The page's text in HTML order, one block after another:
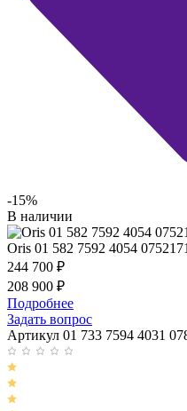
-15%
В наличии
Oris 01 582 7592 4054
244 700 ₽
208 900 ₽
Подробнее
Задать вопрос
Артикул 01 733 7594 4031